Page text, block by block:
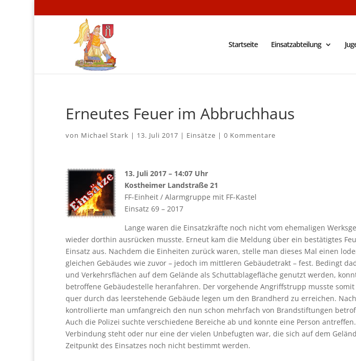
Startseite Einsatzabteilung
Erneutes Feuer im Abbruchhaus
von Michael Stark | 13. Juli 2017 | Einsätze | 0 Kommentare
13. Juli 2017 – 14:07 Uhr
Kostheimer Landstraße 21
FF-Einheit / Alarmgruppe mit FF-Kastel
Einsatz 69 – 2017
Lange waren die Einsatzkräfte noch nicht vom ehemaligen
wieder dorthin ausrücken musste. Erneut kam die Meldung über ein bestätigtes
Einsatz aus. Nachdem die Einheiten zurück waren, stelle man dieses Mal einen
gleichen Gebäudes wie zuvor – jedoch im mittleren Gebäudetrakt – fest. Bedingt
und Verkehrsflächen auf dem Gelände als Schuttablagefläche genutzt werden,
betroffene Gebäudestelle heranfahren. Der vorgehende Angriffstrupp musste
quer durch das leerstehende Gebäude legen um den Brandherd zu erreichen.
kontrollierte man umfangreich den nun schon mehrfach von Brandstiftungen
Auch die Polizei suchte verschiedene Bereiche ab und konnte eine Person
Verbindung steht oder nur eine der vielen Unbefugten war, die sich auf dem
Zeitpunkt des Einsatzes noch nicht bestimmt werden.